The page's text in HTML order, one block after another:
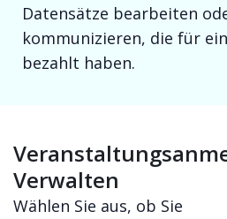
Datensätze bearbeiten
kommunizieren, die für
bezahlt haben.
Verwalten
Wählen Sie aus, ob Sie